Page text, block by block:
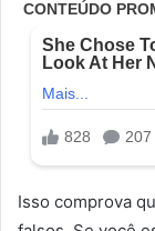
Isso comprova